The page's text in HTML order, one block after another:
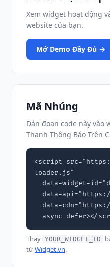
Xem widget hoạt động
website của bạn.
Mở Demo Đầy Đủ →
Mã Nhúng
Dán đoạn code này vào
Thanh Thông Báo Trên
<script
loader.js"
async defer></
Thay YOUR_WIDGET_ID
từWidget.vn.